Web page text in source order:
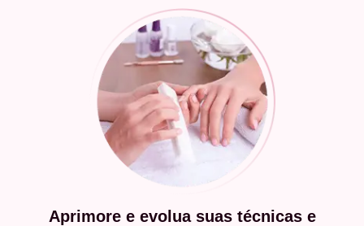
Aprimore e evolua suas técnicas e